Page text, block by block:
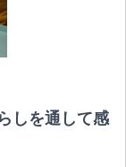
しを通して感